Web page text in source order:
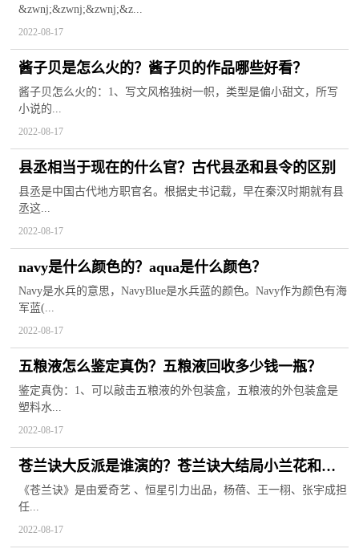
&zwnj;&zwnj;&zwnj;&z...
2022-08-17
酱子贝是怎么火的？酱子贝的作品哪些好看？
酱子贝怎么火的：1、写文风格独树一帜，类型是偏小甜文，所写
小说的...
2022-08-17
县丞相当于现在的什么官？古代县丞和县令的区别
县丞是中国古代地方职官名。根据史书记载，早在秦汉时期就有县
丞这...
2022-08-17
navy是什么颜色的？aqua是什么颜色？
Navy是水兵的意思，NavyBlue是水兵蓝的颜色。Navy作为颜色有海
军蓝(...
2022-08-17
五粮液怎么鉴定真伪？五粮液回收多少钱一瓶？
鉴定真伪：1、可以敲击五粮液的外包装盒，五粮液的外包装盒是
塑料水...
2022-08-17
苍兰诀大反派是谁演的？苍兰诀大结局小兰花和谁
在一起了？
《苍兰诀》是由爱奇艺 、恒星引力出品，杨蓓、王一栩、张宇成担
任...
2022-08-17